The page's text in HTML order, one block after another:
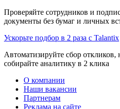
Проверяйте сотрудников и
документы без бумаг и личных
Ускорьте подбор в 2 раза с Talantix
Автоматизируйте сбор откликов,
собирайте аналитику в 2 клика
О компании
Наши вакансии
Партнерам
Реклама на сайте